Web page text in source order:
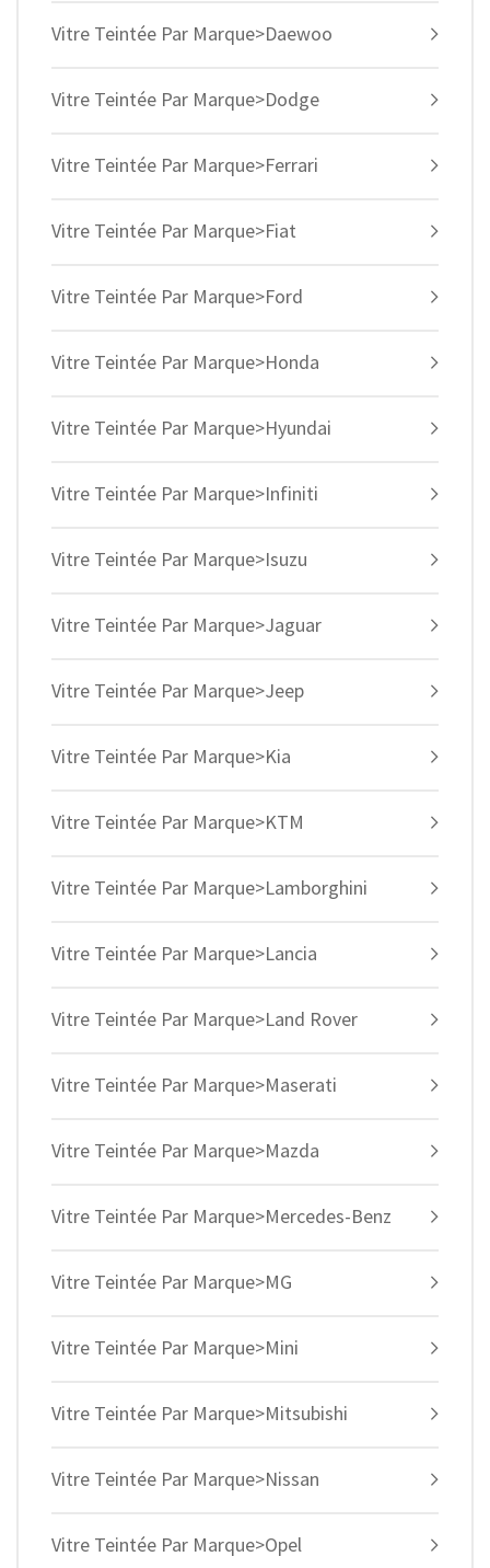
Vitre Teintée Par Marque>Daewoo
Vitre Teintée Par Marque>Dodge
Vitre Teintée Par Marque>Ferrari
Vitre Teintée Par Marque>Fiat
Vitre Teintée Par Marque>Ford
Vitre Teintée Par Marque>Honda
Vitre Teintée Par Marque>Hyundai
Vitre Teintée Par Marque>Infiniti
Vitre Teintée Par Marque>Isuzu
Vitre Teintée Par Marque>Jaguar
Vitre Teintée Par Marque>Jeep
Vitre Teintée Par Marque>Kia
Vitre Teintée Par Marque>KTM
Vitre Teintée Par Marque>Lamborghini
Vitre Teintée Par Marque>Lancia
Vitre Teintée Par Marque>Land Rover
Vitre Teintée Par Marque>Maserati
Vitre Teintée Par Marque>Mazda
Vitre Teintée Par Marque>Mercedes-Benz
Vitre Teintée Par Marque>MG
Vitre Teintée Par Marque>Mini
Vitre Teintée Par Marque>Mitsubishi
Vitre Teintée Par Marque>Nissan
Vitre Teintée Par Marque>Opel